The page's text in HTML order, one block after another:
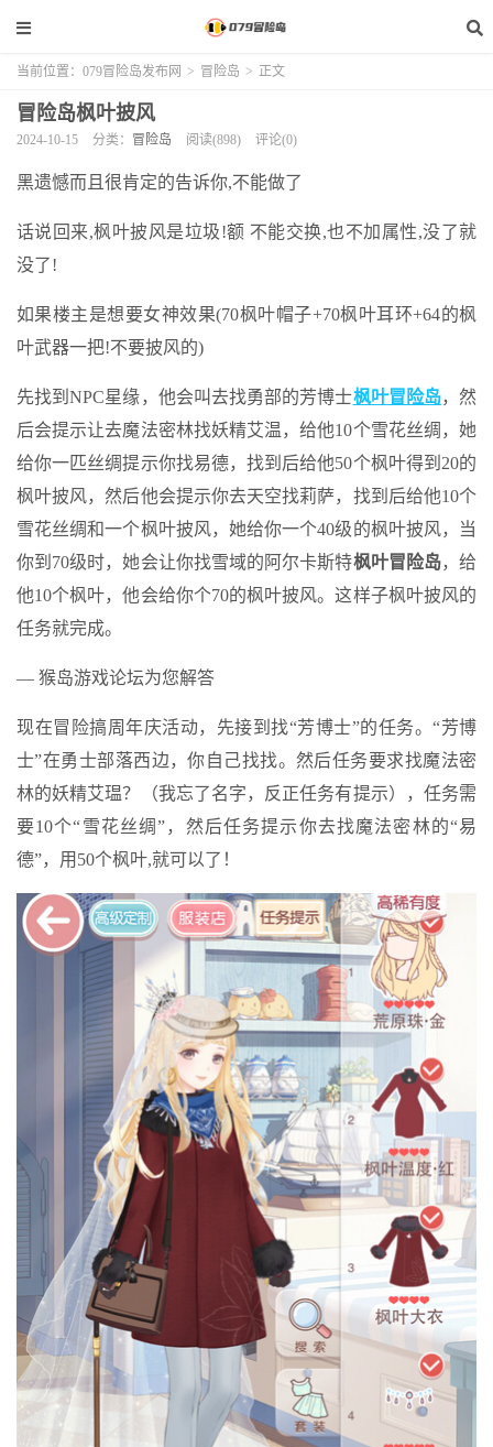
当前位置： 079冒险岛发布网 > 冒险岛 > 正文
冒险岛枫叶披风
2024-10-15 分类： 冒险岛 阅读(898) 评论(0)
黑遗憾而且很肯定的告诉你,不能做了
话说回来,枫叶披风是垃圾!额 不能交换,也不加属性,没了就
没了!
如果楼主是想要女神效果(70枫叶帽子+70枫叶耳环+64的枫
叶武器一把!不要披风的)
先找到NPC星缘，他会叫去找勇部的芳博士枫叶冒险岛，然
后会提示让去魔法密林找妖精艾温，给他10个雪花丝绸，她
给你一匹丝绸提示你找易德，找到后给他50个枫叶得到20的
枫叶披风，然后他会提示你去天空找莉萨，找到后给他10个
雪花丝绸和一个枫叶披风，她给你一个40级的枫叶披风，当
你到70级时，她会让你找雪域的阿尔卡斯特枫叶冒险岛，给
他10个枫叶，他会给你个70的枫叶披风。这样子枫叶披风的
任务就完成。
— 猴岛游戏论坛为您解答
现在冒险搞周年庆活动，先接到找“芳博士”的任务。“芳博
士”在勇士部落西边，你自己找找。然后任务要求找魔法密
林的妖精艾瑥？（我忘了名字，反正任务有提示），任务需
要10个“雪花丝绸”，然后任务提示你去找魔法密林的“易
德”，用50个枫叶,就可以了！